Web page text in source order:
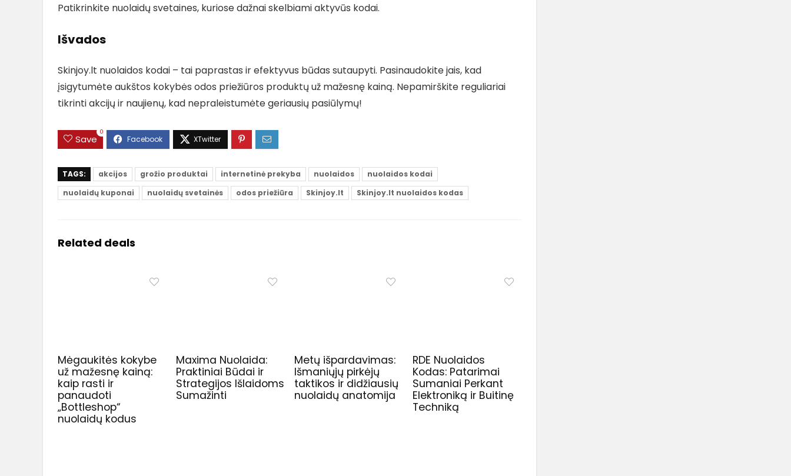
Patikrinkite nuolaidų svetaines, kuriose dažnai skelbiami aktyvūs kodai.
Išvados
Skinjoy.lt nuolaidos kodai – tai paprastas ir efektyvus būdas sutaupyti. Pasinaudokite jais, kad
įsigytumėte aukštos kokybės odos priežiūros produktų už mažesnę kainą. Nepamirškite reguliariai
tikrinti akcijų ir naujienų, kad nepraleistumėte geriausių pasiūlymų!
Save
0
TAGS: akcijos grožio produktai internetinė prekyba nuolaidos
nuolaidos kodai
nuolaidų kuponai
nuolaidų svetainės odos priežiūra Skinjoy.lt Skinjoy.lt nuolaidos kodas
Related deals
Mėgaukitės kokybe
už mažesnę kainą:
kaip rasti ir
panaudoti
„Bottleshop“
nuolaidų kodus
Maxima Nuolaida:
Praktiniai Būdai ir
Strategijos Išlaidoms
Sumažinti
Metų išpardavimas:
Išmaniųjų pirkėjų
taktikos ir didžiausių
nuolaidų anatomija
RDE Nuolaidos
Kodas: Patarimai
Sumaniai Perkant
Elektroniką ir Buitinę
Techniką